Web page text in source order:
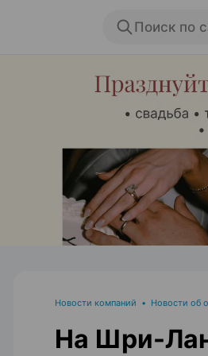
Поиск по
Новости компаний • Новости об
На Шри-